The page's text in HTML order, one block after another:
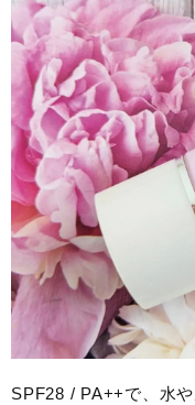
SPF28 / PA++で、水